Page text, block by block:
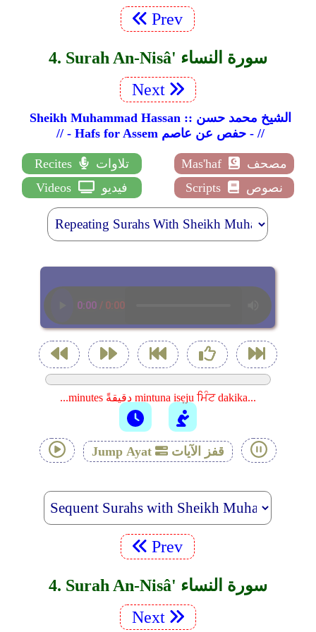
Prev
4. Surah An-Nisâ' سورة النساء
Next
Sheikh Muhammad Hassan :: الشيخ محمد حسن
// - Hafs for Assem حفص عن عاصم - //
Recites تلاوات Mas'haf
مصحف
Videos
فيديو Scripts نصوص
...minutes دقيقةً mintuna isẹju ਮਿੰਟ dakika...
Jump Ayat قفز الآيات
Prev
4. Surah An-Nisâ' سورة النساء
Next